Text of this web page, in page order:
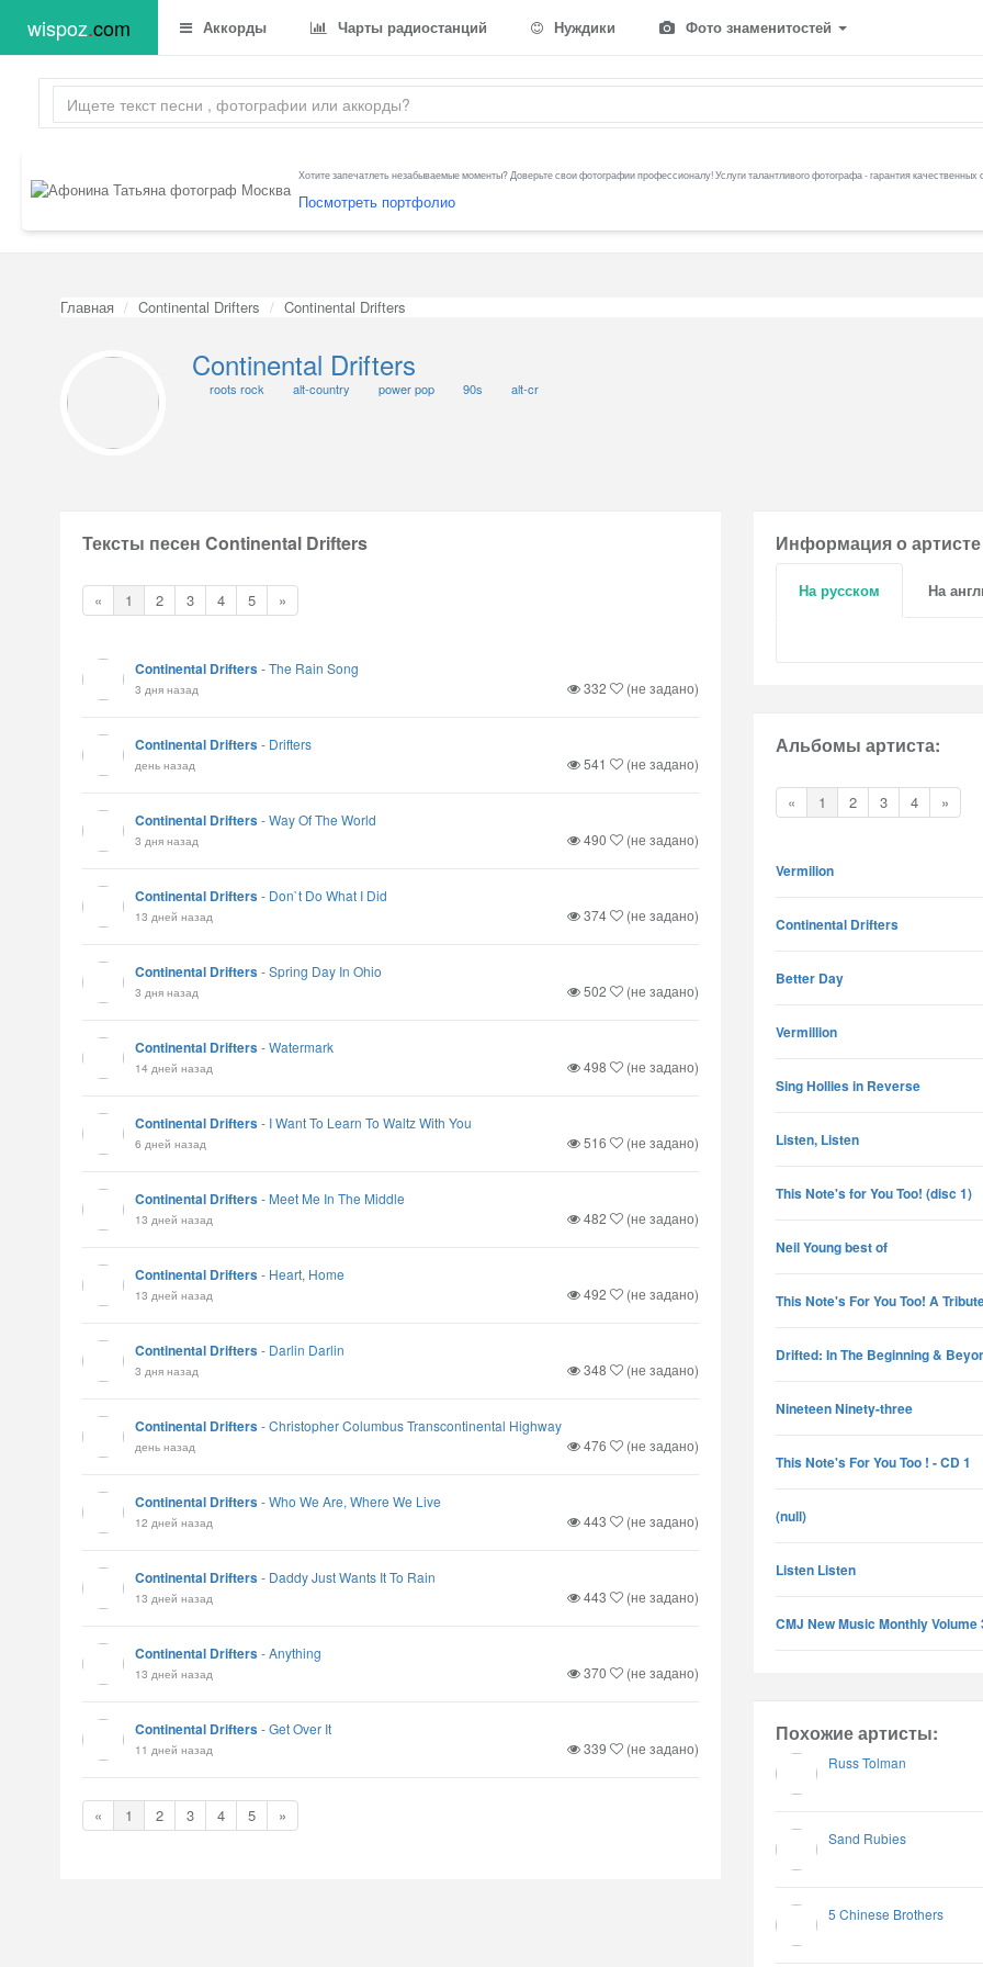
wispoz.com Аккорды Чарты радиостанций Нуждики Фото знаменитостей
Хотите запечатлеть незабываемые моменты? Доверьте свои фотографии профессионалу! Услуги талантливого фотографа - гарантия качественных
Посмотреть портфолио
Главная Continental Drifters Continental Drifters
Continental Drifters
roots rock alt-country power pop 90s alt-cr
Тексты песен Continental Drifters
« 1 2 3 4 5 »
Continental Drifters-The Rain Song
3 дня назад 332 (не задано)
Continental Drifters- Drifters
день назад 541 (не задано)
Continental Drifters-Way Of The World
3 дня назад 490 (не задано)
Continental Drifters- Don`t Do What I Did
13 дней назад 374 (не задано)
Continental Drifters-Spring Day In Ohio
3 дня назад 502 (не задано)
Continental Drifters-Watermark
14 дней назад 498 (не задано)
Continental Drifters- I Want To Learn To Waltz With You
6 дней назад 516 (не задано)
Continental Drifters- Meet Me In The Middle
13 дней назад 482 (не задано)
Continental Drifters- Heart, Home
13 дней назад 492 (не задано)
Continental Drifters- Darlin Darlin
3 дня назад 348 (не задано)
Continental Drifters-Christopher Columbus Transcontinental Highway
день назад 476 (не задано)
Continental Drifters-Who We Are, Where We Live
12 дней назад 443 (не задано)
Continental Drifters- Daddy Just Wants It To Rain
13 дней назад 443 (не задано)
Continental Drifters-Anything
13 дней назад 370 (не задано)
Continental Drifters-Get Over It
11 дней назад 339 (не задано)
« 1 2 3 4 5 »
Информация о артисте
На русском На
Альбомы артиста:
« 1 2 3 4 »
Vermilion
Continental Drifters
Better Day
Vermillion
Sing Hollies in Reverse
Listen, Listen
This Note's for You Too! (disc 1)
Neil Young best of
This Note's For You Too! A
Drifted: In The Beginning &
Nineteen Ninety-three
This Note's For You Too ! - CD 1
(null)
Listen Listen
CMJ New Music Monthly
Похожие артисты:
Russ Tolman
Sand Rubies
5 Chinese Brothers